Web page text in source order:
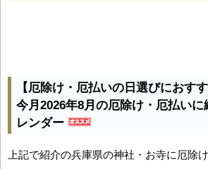
【厄除け・厄払いの日選びにおすす
今月2026年8月の厄除け・厄払いに
レンダー
上記で紹介の兵庫県の神社・お寺に厄除